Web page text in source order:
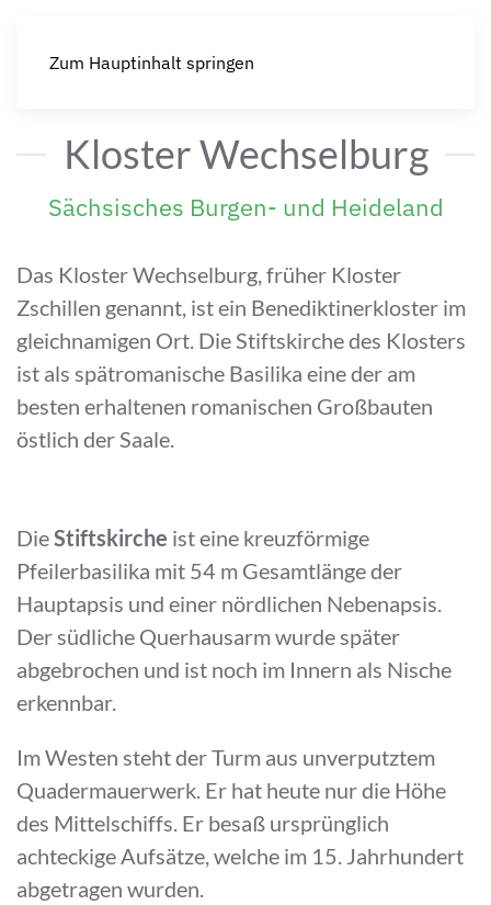
Zum Hauptinhalt springen
Kloster Wechselburg
Sächsisches Burgen- und Heideland
Das Kloster Wechselburg, früher Kloster
Zschillen genannt, ist ein Benediktinerkloster im
gleichnamigen Ort. Die Stiftskirche des Klosters
ist als spätromanische Basilika eine der am
besten erhaltenen romanischen Großbauten
östlich der Saale.
DieStiftskirche ist eine kreuzförmige
Pfeilerbasilika mit 54 m Gesamtlänge der
Hauptapsis und einer nördlichen Nebenapsis.
Der südliche Querhausarm wurde später
abgebrochen und ist noch im Innern als Nische
erkennbar.
Im Westen steht der Turm aus unverputztem
Quadermauerwerk. Er hat heute nur die Höhe
des Mittelschiffs. Er besaß ursprünglich
achteckige Aufsätze, welche im 15. Jahrhundert
abgetragen wurden.